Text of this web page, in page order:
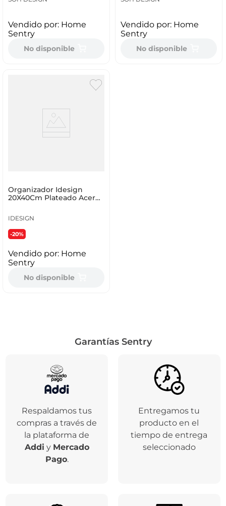
Vendido por: Home
Sentry
No disponible
Vendido por: Home
Sentry
No disponible
Organizador Idesign
20X40Cm Plateado Acero
IDESIGN
-20%
Vendido por: Home
Sentry
No disponible
Garantías Sentry
Respaldamos tus
compras a través de
la plataforma de
Addi y Mercado
Pago.
Entregamos tu
producto en el
tiempo de entrega
seleccionado